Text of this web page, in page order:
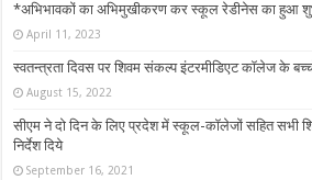
*अभिभावकों का अभिमुखीकरण कर स्कूल रेडीनेस का हुआ
April 11, 2023
स्वतन्त्रता दिवस पर शिवम संकल्प इंटरमीडिएट कॉलेज के
August 15, 2022
सीएम ने दो दिन के लिए प्रदेश में स्कूल-कॉलेजों सहित सभी
निर्देश दिये
September 16, 2021